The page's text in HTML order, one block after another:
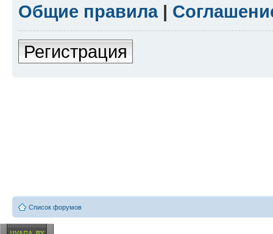
Общие правила|
Регистрация
Список форумов